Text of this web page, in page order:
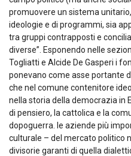
promuovere un sistema
ideologie e di programmi, sia
tra gruppi contrapposti e
diverse”. Esponendo nelle
Togliatti e Alcide De Gasperi i
ponevano come asse portante
che nel comune contenitore
nella storia della democrazia in
di pensiero, la cattolica e la
dopoguerra. le aziende più
culturale – del mercato politico
divisorie garanti di quella